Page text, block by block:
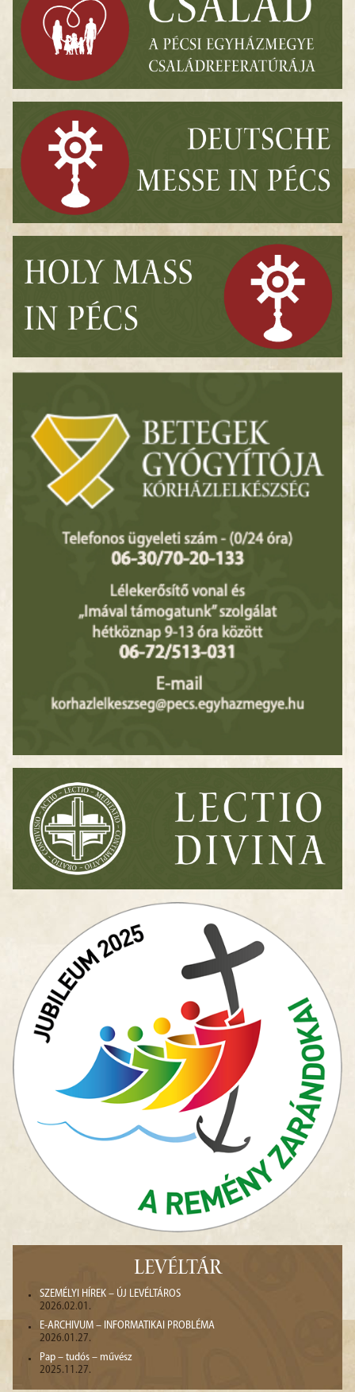
LEVÉLTÁR
SZEMÉLYI HÍREK – ÚJ LEVÉLTÁROS
2026.02.01.
E-ARCHIVUM – INFORMATIKAI PROBLÉMA
2026.01.27.
Pap – tudós – művész
2025.11.27.